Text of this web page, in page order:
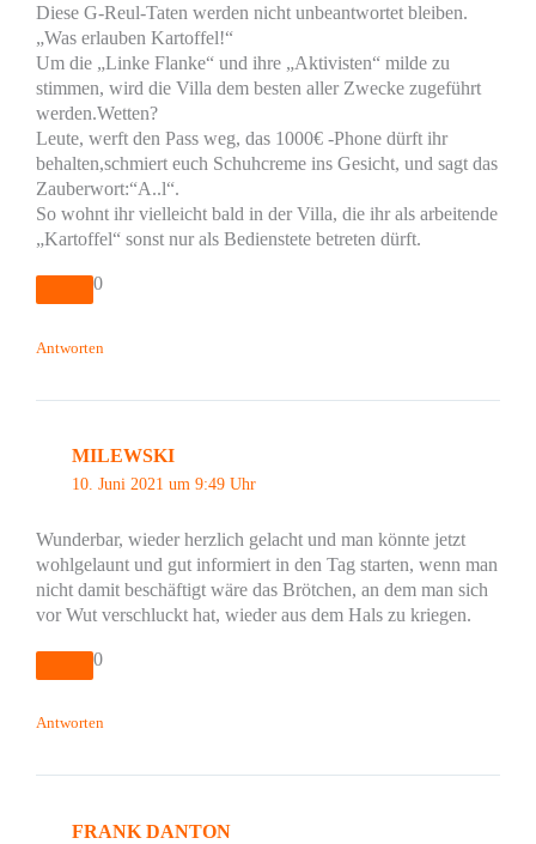
Diese G-Reul-Taten werden nicht unbeantwortet bleiben.
„Was erlauben Kartoffel!“
Um die „Linke Flanke“ und ihre „Aktivisten“ milde zu
stimmen, wird die Villa dem besten aller Zwecke zugeführt
werden.Wetten?
Leute, werft den Pass weg, das 1000€ -Phone dürft ihr
behalten,schmiert euch Schuhcreme ins Gesicht, und sagt das
Zauberwort:“A..l“.
So wohnt ihr vielleicht bald in der Villa, die ihr als arbeitende
„Kartoffel“ sonst nur als Bedienstete betreten dürft.
0
Antworten
MILEWSKI
10. Juni 2021 um 9:49 Uhr
Wunderbar, wieder herzlich gelacht und man könnte jetzt
wohlgelaunt und gut informiert in den Tag starten, wenn man
nicht damit beschäftigt wäre das Brötchen, an dem man sich
vor Wut verschluckt hat, wieder aus dem Hals zu kriegen.
0
Antworten
FRANK DANTON